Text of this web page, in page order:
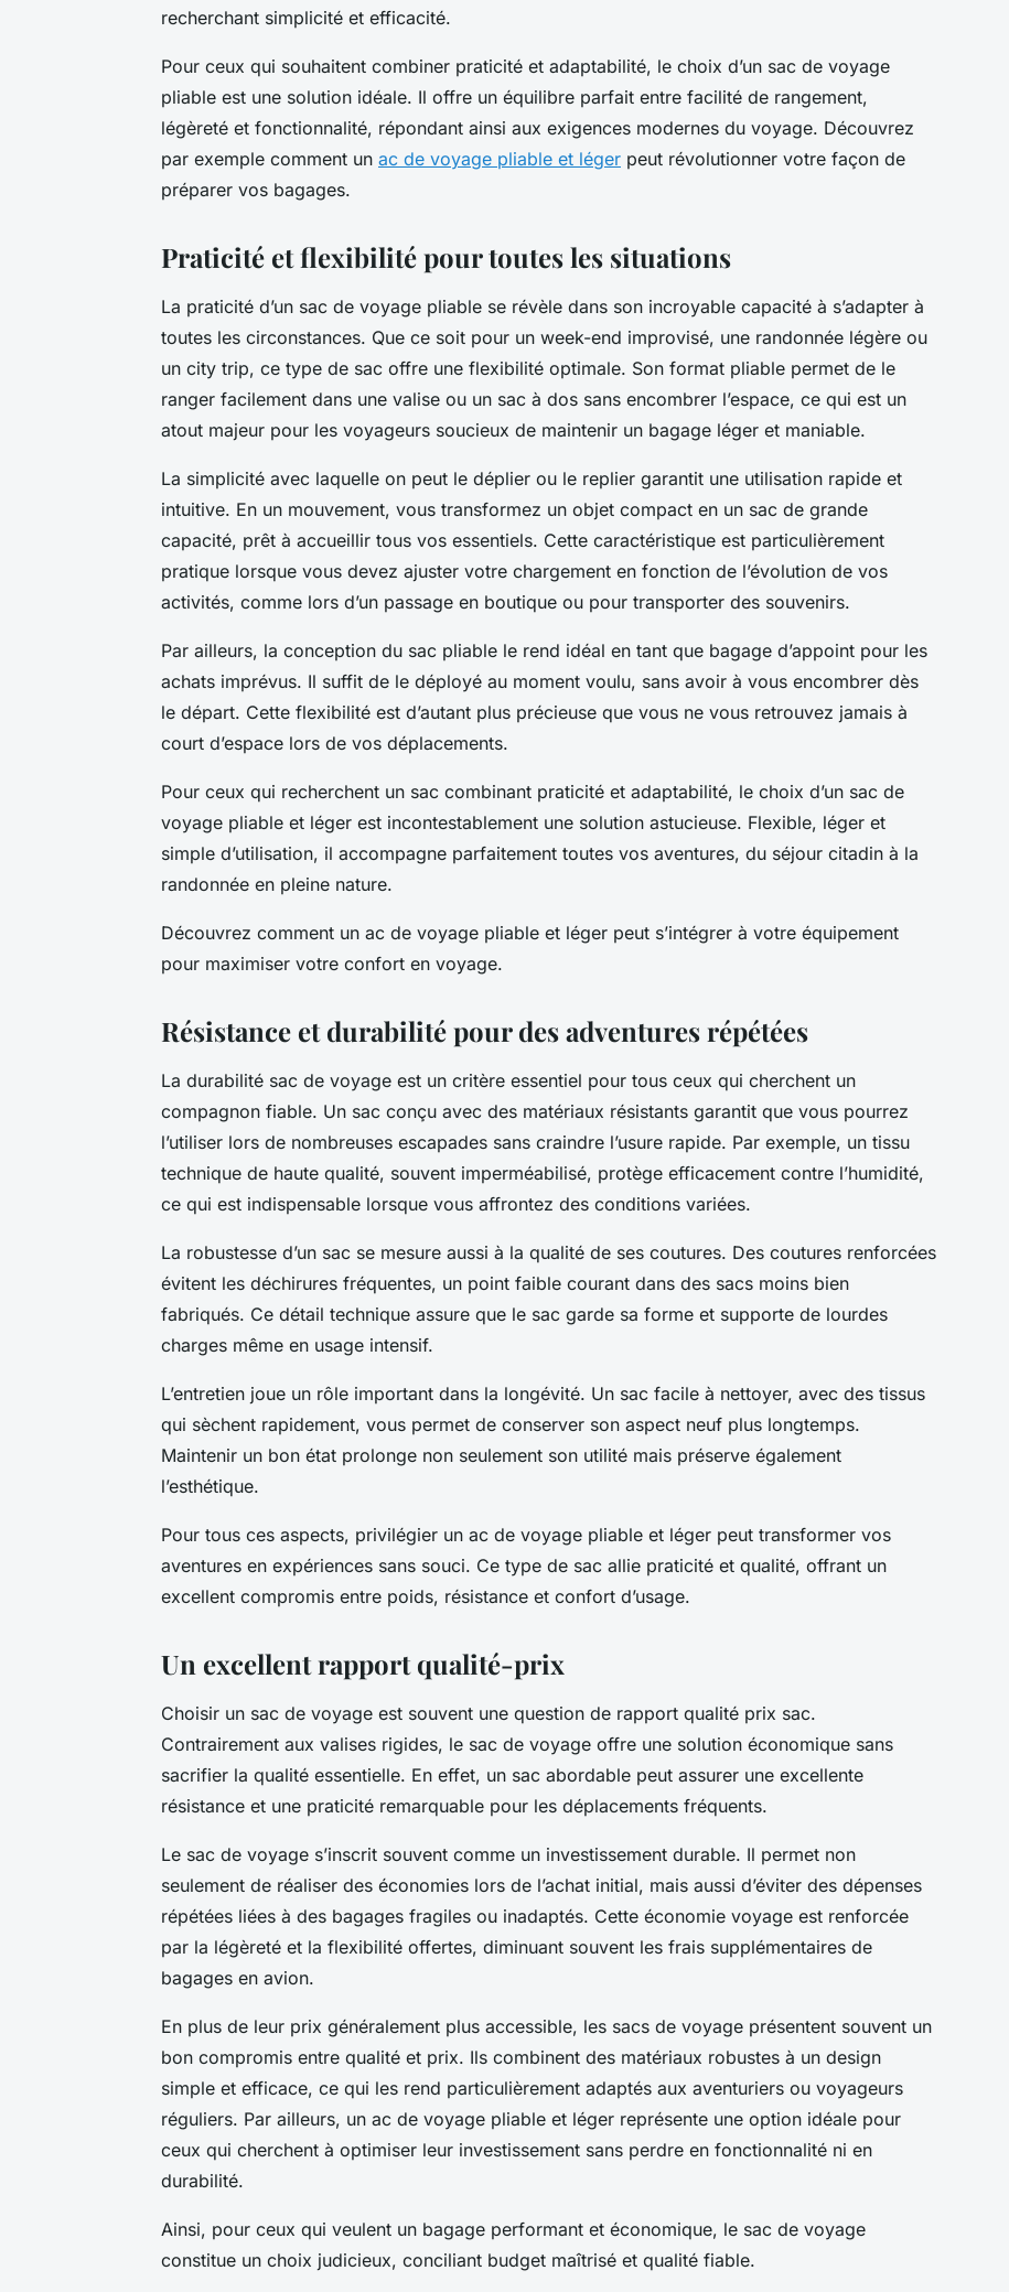
recherchant simplicité et efficacité.
Pour ceux qui souhaitent combiner praticité et adaptabilité, le choix d’un sac de voyage
pliable est une solution idéale. Il offre un équilibre parfait entre facilité de rangement,
légèreté et fonctionnalité, répondant ainsi aux exigences modernes du voyage. Découvrez
par exemple comment un ac de voyage pliable et léger peut révolutionner votre façon de
préparer vos bagages.
Praticité et flexibilité pour toutes les situations
La praticité d’un sac de voyage pliable se révèle dans son incroyable capacité à s’adapter à
toutes les circonstances. Que ce soit pour un week-end improvisé, une randonnée légère ou
un city trip, ce type de sac offre une flexibilité optimale. Son format pliable permet de le
ranger facilement dans une valise ou un sac à dos sans encombrer l’espace, ce qui est un
atout majeur pour les voyageurs soucieux de maintenir un bagage léger et maniable.
La simplicité avec laquelle on peut le déplier ou le replier garantit une utilisation rapide et
intuitive. En un mouvement, vous transformez un objet compact en un sac de grande
capacité, prêt à accueillir tous vos essentiels. Cette caractéristique est particulièrement
pratique lorsque vous devez ajuster votre chargement en fonction de l’évolution de vos
activités, comme lors d’un passage en boutique ou pour transporter des souvenirs.
Par ailleurs, la conception du sac pliable le rend idéal en tant que bagage d’appoint pour les
achats imprévus. Il suffit de le déployé au moment voulu, sans avoir à vous encombrer dès
le départ. Cette flexibilité est d’autant plus précieuse que vous ne vous retrouvez jamais à
court d’espace lors de vos déplacements.
Pour ceux qui recherchent un sac combinant praticité et adaptabilité, le choix d’un sac de
voyage pliable et léger est incontestablement une solution astucieuse. Flexible, léger et
simple d’utilisation, il accompagne parfaitement toutes vos aventures, du séjour citadin à la
randonnée en pleine nature.
Découvrez comment un ac de voyage pliable et léger peut s’intégrer à votre équipement
pour maximiser votre confort en voyage.
Résistance et durabilité pour des adventures répétées
La durabilité sac de voyage est un critère essentiel pour tous ceux qui cherchent un
compagnon fiable. Un sac conçu avec des matériaux résistants garantit que vous pourrez
l’utiliser lors de nombreuses escapades sans craindre l’usure rapide. Par exemple, un tissu
technique de haute qualité, souvent imperméabilisé, protège efficacement contre l’humidité,
ce qui est indispensable lorsque vous affrontez des conditions variées.
La robustesse d’un sac se mesure aussi à la qualité de ses coutures. Des coutures renforcées
évitent les déchirures fréquentes, un point faible courant dans des sacs moins bien
fabriqués. Ce détail technique assure que le sac garde sa forme et supporte de lourdes
charges même en usage intensif.
L’entretien joue un rôle important dans la longévité. Un sac facile à nettoyer, avec des tissus
qui sèchent rapidement, vous permet de conserver son aspect neuf plus longtemps.
Maintenir un bon état prolonge non seulement son utilité mais préserve également
l’esthétique.
Pour tous ces aspects, privilégier un ac de voyage pliable et léger peut transformer vos
aventures en expériences sans souci. Ce type de sac allie praticité et qualité, offrant un
excellent compromis entre poids, résistance et confort d’usage.
Un excellent rapport qualité-prix
Choisir un sac de voyage est souvent une question de rapport qualité prix sac.
Contrairement aux valises rigides, le sac de voyage offre une solution économique sans
sacrifier la qualité essentielle. En effet, un sac abordable peut assurer une excellente
résistance et une praticité remarquable pour les déplacements fréquents.
Le sac de voyage s’inscrit souvent comme un investissement durable. Il permet non
seulement de réaliser des économies lors de l’achat initial, mais aussi d’éviter des dépenses
répétées liées à des bagages fragiles ou inadaptés. Cette économie voyage est renforcée
par la légèreté et la flexibilité offertes, diminuant souvent les frais supplémentaires de
bagages en avion.
En plus de leur prix généralement plus accessible, les sacs de voyage présentent souvent un
bon compromis entre qualité et prix. Ils combinent des matériaux robustes à un design
simple et efficace, ce qui les rend particulièrement adaptés aux aventuriers ou voyageurs
réguliers. Par ailleurs, un ac de voyage pliable et léger représente une option idéale pour
ceux qui cherchent à optimiser leur investissement sans perdre en fonctionnalité ni en
durabilité.
Ainsi, pour ceux qui veulent un bagage performant et économique, le sac de voyage
constitue un choix judicieux, conciliant budget maîtrisé et qualité fiable.